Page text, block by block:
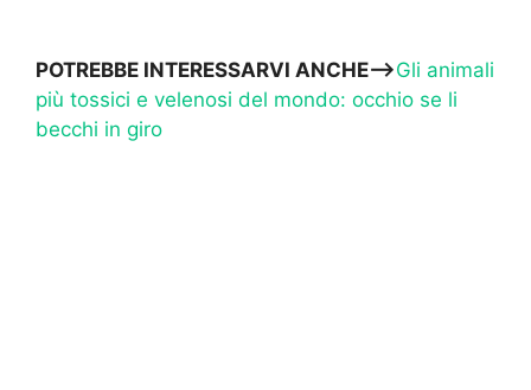
POTREBBE INTERESSARVI ANCHE—>Gli animali
più tossici e velenosi del mondo: occhio se li
becchi in giro